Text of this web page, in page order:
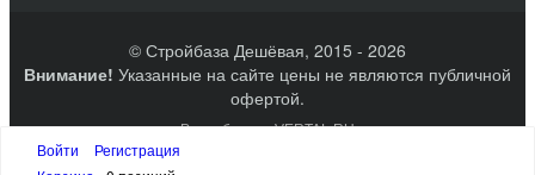
© Стройбаза Дешёвая, 2015 - 2026
Внимание! Указанные на сайте цены не являются публичной
офертой.
Разработано VERTAL.RU
Создание сайтов Великий Новгород
Войти
Регистрация